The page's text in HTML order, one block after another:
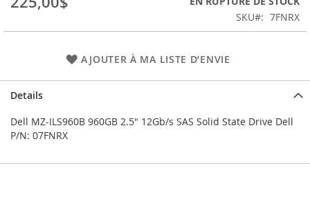
SKU
7FNRX
AJOUTER À MA LISTE D’ENVIE
of
images
Details
Dell MZ-ILS960B 960GB 2.5" 12Gb/s SAS Solid State Drive Dell
P/N: 07FNRX